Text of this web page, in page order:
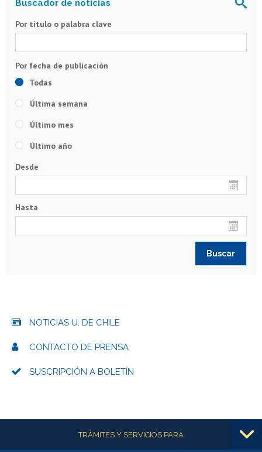
Por título o palabra clave
Todas
Última semana
Último mes
Último año
Desde
Hasta
NOTICIAS U. DE CHILE
CONTACTO DE PRENSA
SUSCRIPCIÓN A BOLETÍN
Más informaciónTRÁMITES Y SERVICIOS PARA